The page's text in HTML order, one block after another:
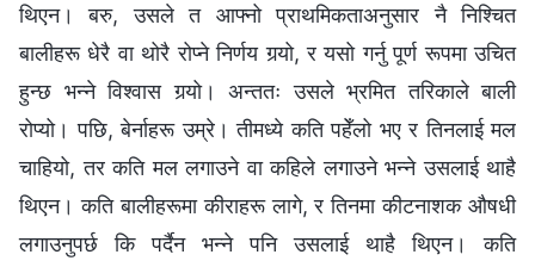
थिएन। बरु, उसले त आफ्नो प्राथमिकताअनुसार नै निश्‍चित
बालीहरू धेरै वा थोरै रोप्ने निर्णय गर्‍यो, र यसो गर्नु पूर्ण रूपमा उचित
हुन्छ भन्‍ने विश्‍वास गर्‍यो। अन्ततः उसले भ्रमित तरिकाले बाली
रोप्यो। पछि, बेर्नाहरू उम्रे। तीमध्ये कति पहेँलो भए र तिनलाई मल
चाहियो, तर कति मल लगाउने वा कहिले लगाउने भन्‍ने उसलाई थाहै
थिएन। कति बालीहरूमा कीराहरू लागे, र तिनमा कीटनाशक औषधी
लगाउनुपर्छ कि पर्दैन भन्‍ने पनि उसलाई थाहै थिएन। कति